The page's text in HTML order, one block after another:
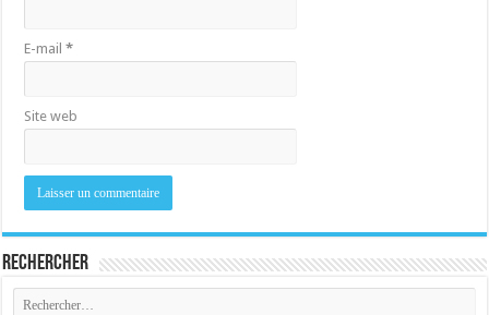
E-mail*
Site web
Rechercher